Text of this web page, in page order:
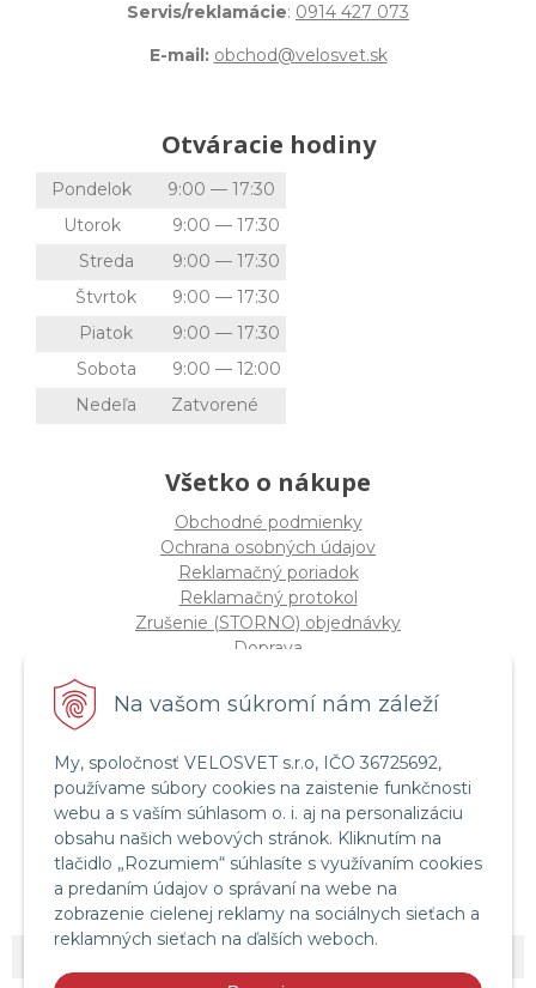
Na vašom súkromí nám záleží
My, spoločnosť VELOSVET s.r.o, IČO 36725692,
používame súbory cookies na zaistenie funkčnosti
webu a s vaším súhlasom o. i. aj na personalizáciu
obsahu našich webových stránok. Kliknutím na
tlačidlo „Rozumiem“ súhlasíte s využívaním cookies
a predaním údajov o správaní na webe na
zobrazenie cielenej reklamy na sociálnych sieťach a
reklamných sieťach na ďalších weboch.
Servis/reklamácie: 0914 427 073
E-mail: obchod@velosvet.sk
Otváracie hodiny
Pondelok
9:00 — 17:30
Utorok
9:00 — 17:30
Streda
9:00 — 17:30
Štvrtok
9:00 — 17:30
Piatok
9:00 — 17:30
Sobota
9:00 — 12:00
Nedeľa
Zatvorené
Všetko o nákupe
Obchodné podmienky
Ochrana osobných údajov
Reklamačný poriadok
Reklamačný protokol
Zrušenie (STORNO) objednávky
Doprava
Štatút súťaže "Vianoce 2025"
Servis a služby
Servis bicyklov a elektrobicyklov
Retül Bike Fit
Instagram Velosvet
Facebook Velosvet